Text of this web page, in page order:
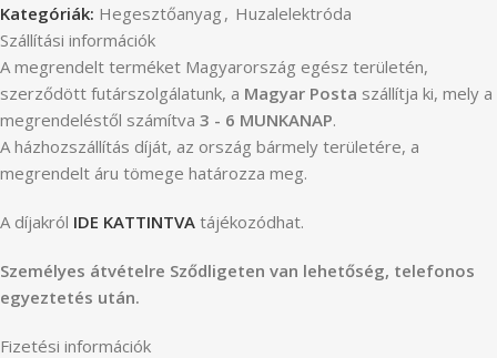
Kategóriák: Hegesztőanyag , Huzalelektróda
Szállítási információk
A megrendelt terméket Magyarország egész területén,
szerződött futárszolgálatunk, a Magyar Posta szállítja ki, mely a
megrendeléstől számítva 3 - 6 MUNKANAP.
A házhozszállítás díját, az ország bármely területére, a
megrendelt áru tömege határozza meg.
A díjakról IDE KATTINTVA tájékozódhat.
Személyes átvételre Sződligeten van lehetőség, telefonos
egyeztetés után.
Fizetési információk